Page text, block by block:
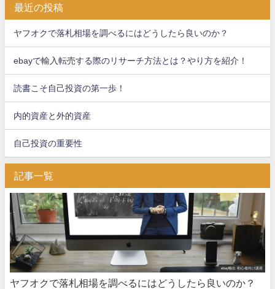
最近の投稿
ヤフオクで落札相場を調べるにはどうしたら良いのか？
ebayで輸入転売する際のリサーチ方法とは？やり方を紹介！
読書こそ自己投資の第一歩！
内的資産と外的資産
自己投資の重要性
記事一覧
ebay輸出 初心者向け講座
ヤフオクで落札相場を調べるにはどうしたら良いのか？